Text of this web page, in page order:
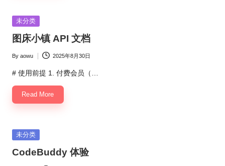
Posted
未分类
图床小镇 API 文档
Posted
by
By aowu 2025年8月30日
# 使用前提 1. 付费会员（…
Read More
Posted
未分类
CodeBuddy 体验